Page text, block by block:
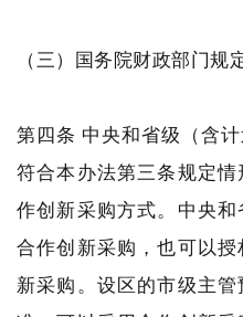
（三）国务院财政部门规
第四条 中央和省级（含
符合本办法第三条规定
作创新采购方式。中央
合作创新采购，也可以
新采购。设区的市级主